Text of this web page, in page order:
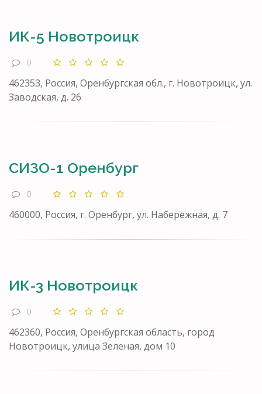
ИК-5 Новотроицк
0
462353, Россия, Оренбургская обл., г. Новотроицк, ул.
Заводская, д. 26
СИЗО-1 Оренбург
0
460000, Россия, г. Оренбург, ул. Набережная, д. 7
ИК-3 Новотроицк
0
462360, Россия, Оренбургская область, город
Новотроицк, улица Зеленая, дом 10